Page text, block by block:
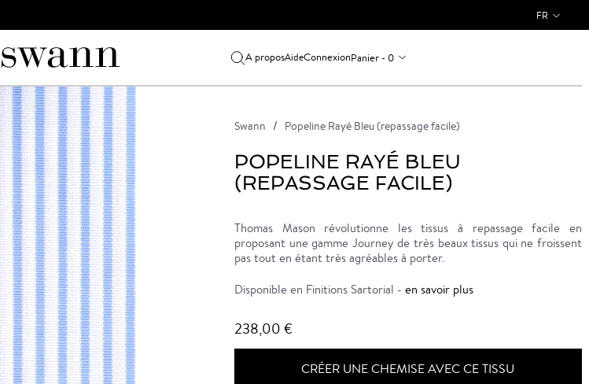
FR
A proposAideConnexionPanier - 0
Swann Popeline Rayé Bleu (repassage facile)
POPELINE RAYÉ BLEU
(REPASSAGE FACILE)
Thomas Mason révolutionne les tissus à repassage facile en
proposant une gamme Journey de très beaux tissus qui ne froissent
pas tout en étant très agréables à porter.
Disponible en Finitions Sartorial - en savoir plus
238,00 €
CRÉER UNE CHEMISE AVEC CE TISSU